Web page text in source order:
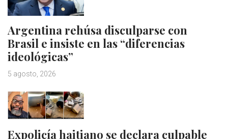
Argentina rehúsa disculparse con
Brasil e insiste en las “diferencias
ideológicas”
5 agosto, 2026
Expolicía haitiano se declara culpable